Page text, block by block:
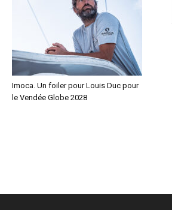
Imoca. Un foiler pour Louis Duc pour
le Vendée Globe 2028